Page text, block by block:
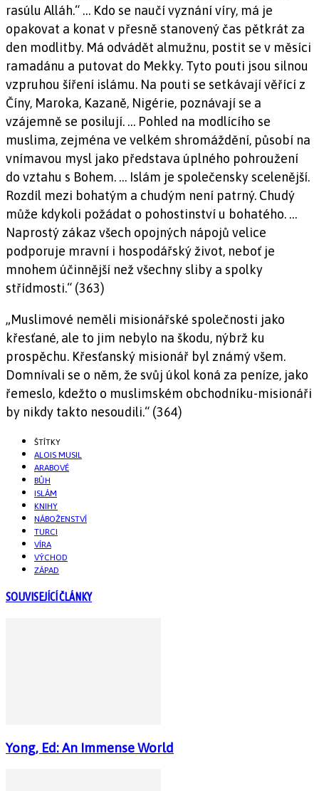
rasúlu Alláh.“ … Kdo se naučí vyznání víry, má je
opakovat a konat v přesně stanovený čas pětkrát za
den modlitby. Má odvádět almužnu, postit se v měsíci
ramadánu a putovat do Mekky. Tyto pouti jsou silnou
vzpruhou šíření islámu. Na pouti se setkávají věřící z
Číny, Maroka, Kazaně, Nigérie, poznávají se a
vzájemně se posilují. … Pohled na modlícího se
muslima, zejména ve velkém shromáždění, působí na
vnímavou mysl jako představa úplného pohroužení
do vztahu s Bohem. … Islám je společensky scelenější.
Rozdíl mezi bohatým a chudým není patrný. Chudý
může kdykoli požádat o pohostinství u bohatého. …
Naprostý zákaz všech opojných nápojů velice
podporuje mravní i hospodářský život, neboť je
mnohem účinnější než všechny sliby a spolky
střídmosti.“ (363)
„Muslimové neměli misionářské společnosti jako
křesťané, ale to jim nebylo na škodu, nýbrž ku
prospěchu. Křesťanský misionář byl známý všem.
Domnívali se o něm, že svůj úkol koná za peníze, jako
řemeslo, kdežto o muslimském obchodníku-misionáři
by nikdy takto nesoudili.“ (364)
ŠTÍTKY
ALOIS MUSIL
ARABOVÉ
BŮH
ISLÁM
KNIHY
NÁBOŽENSTVÍ
TURCI
VÍRA
VÝCHOD
ZÁPAD
SOUVISEJÍCÍ ČLÁNKY
Yong, Ed: An Immense World